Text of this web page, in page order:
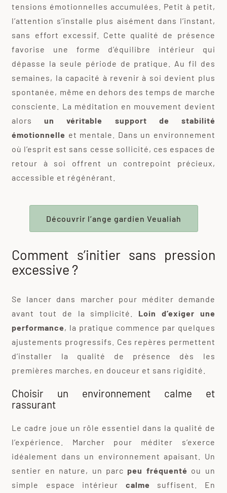
tensions émotionnelles accumulées. Petit à petit,
l’attention s’installe plus aisément dans l’instant,
sans effort excessif. Cette qualité de présence
favorise une forme d’équilibre intérieur qui
dépasse la seule période de pratique. Au fil des
semaines, la capacité à revenir à soi devient plus
spontanée, même en dehors des temps de marche
consciente. La méditation en mouvement devient
alorsun véritable support de stabilité
émotionnelle et mentale. Dans un environnement
où l’esprit est sans cesse sollicité, ces espaces de
retour à soi offrent un contrepoint précieux,
accessible et régénérant.
Découvrir l’ange gardien Veualiah
Comment s’initier sans pression
excessive ?
Se lancer dans marcher pour méditer demande
avant tout de la simplicité. Loin d’exiger une
performance, la pratique commence par quelques
ajustements progressifs. Ces repères permettent
d’installer la qualité de présence dès les
premières marches, en douceur et sans rigidité.
Choisir un environnement calme et
rassurant
Le cadre joue un rôle essentiel dans la qualité de
l’expérience. Marcher pour méditer s’exerce
idéalement dans un environnement apaisant. Un
sentier en nature, un parc peu fréquenté ou un
simple espace intérieur calme suffisent. En